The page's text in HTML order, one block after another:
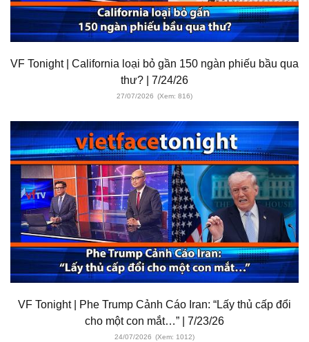
VF Tonight | California loại bỏ gần 150 ngàn phiếu bầu qua
thư? | 7/24/26
27/07/2026 (Xem: 816)
VF Tonight | Phe Trump Cảnh Cáo Iran: “Lấy thủ cấp đổi
cho một con mắt…” | 7/23/26
24/07/2026 (Xem: 1012)